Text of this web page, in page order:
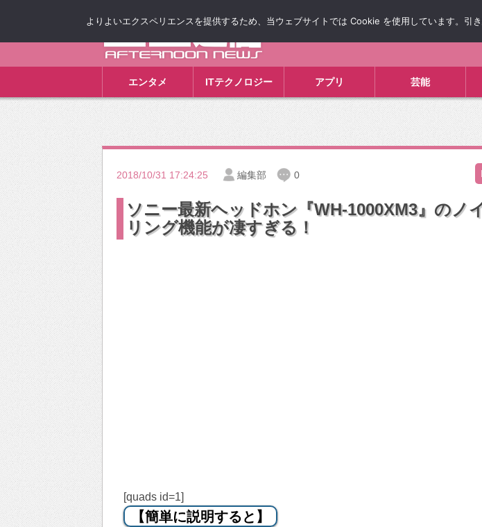
エンタメ ITテクノロジー アプリ 芸能
2018/10/31 17:24:25 編集部 0
ソニー最新ヘッドホン『WH-1000XM3』のノ
リング機能が凄すぎる！
[quads id=1]
【簡単に説明すると】
よりよいエクスペリエンスを提供するため、当ウェブサイトでは Cookie を使用しています。引